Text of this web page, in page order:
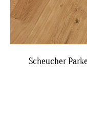
Scheucher